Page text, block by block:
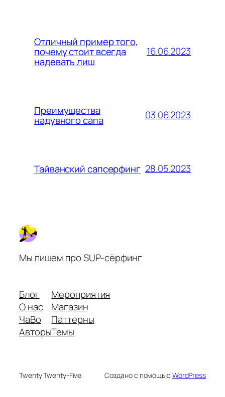
Отличный пример того,
почему стоит всегда
надевать лиш
16.06.2023
Преимущества
надувного сапа 03.06.2023
Тайванский сапсерфинг 28.05.2023
Мы пишем про SUP-сёрфинг
Блог
О нас
ЧаВо
Авторы
Мероприятия
Магазин
Паттерны
Темы
Twenty Twenty-Five Создано с помощьюWordPress